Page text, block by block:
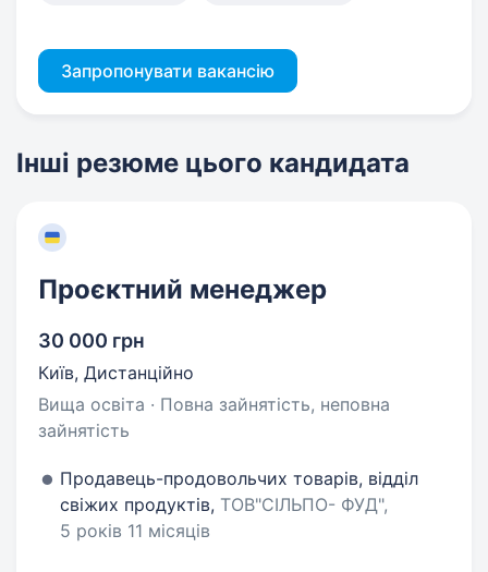
Запропонувати вакансію
Інші резюме цього кандидата
Проєктний менеджер
30 000 грн
Київ, Дистанційно
Вища освіта · Повна зайнятість, неповна
зайнятість
Продавець-продовольчих товарів, відділ
свіжих продуктів, ТОВ"СІЛЬПО- ФУД",
5 років 11 місяців